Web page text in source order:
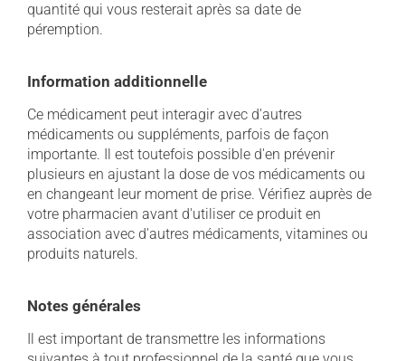
quantité qui vous resterait après sa date de
péremption.
Information additionnelle
Ce médicament peut interagir avec d'autres
médicaments ou suppléments, parfois de façon
importante. Il est toutefois possible d'en prévenir
plusieurs en ajustant la dose de vos médicaments ou
en changeant leur moment de prise. Vérifiez auprès de
votre pharmacien avant d'utiliser ce produit en
association avec d'autres médicaments, vitamines ou
produits naturels.
Notes générales
Il est important de transmettre les informations